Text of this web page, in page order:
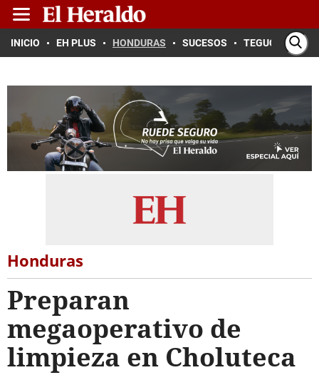
INICIO EH PLUS HONDURAS SUCESOS TEGUCIGALPA
Honduras
Preparan
megaoperativo de
limpieza en Choluteca